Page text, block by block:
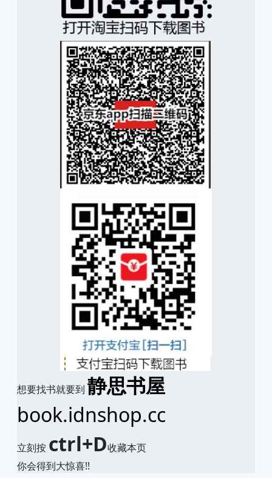
想要找书就要到 静思书屋
book.idnshop.cc
立刻按 ctrl+D收藏本页
你会得到大惊喜!!